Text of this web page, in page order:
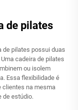
de pilates
de pilates possui duas
cadeira de pilates
ou isolem
Essa flexibilidade é
clientes na mesma
de estúdio.